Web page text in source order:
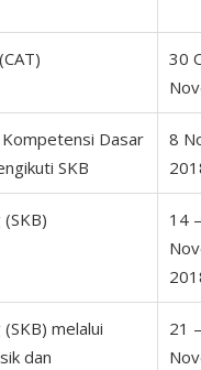
30
Dasar
SKB
8
14
melalui
dan
21